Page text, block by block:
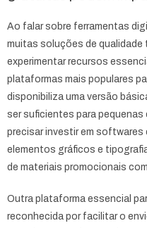
Ao falar sobre ferramentas
muitas soluções de qualidade
experimentar recursos
plataformas mais populares
disponibiliza uma versão
ser suficientes para pequenas
precisar investir em
elementos gráficos e
de materiais promocionais
Outra plataforma essencial
reconhecida por facilitar o